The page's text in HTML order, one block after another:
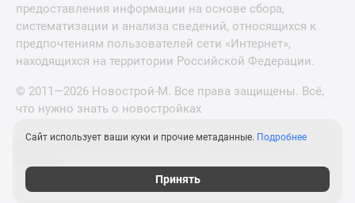
предоставления информации на основе сбора,
систематизации и анализа сведений, относящихся к
предпочтениям пользователей сети «Интернет»,
находящихся на территории Российской Федерации.
© 2011—2026 Новострой-М. Все права защищены. Всё,
что нужно знать о новостройках
Новостройки Санкт-Петербурга и Ленинградской
Сайт использует ваши куки и прочие метаданные. Подробнее
Принять